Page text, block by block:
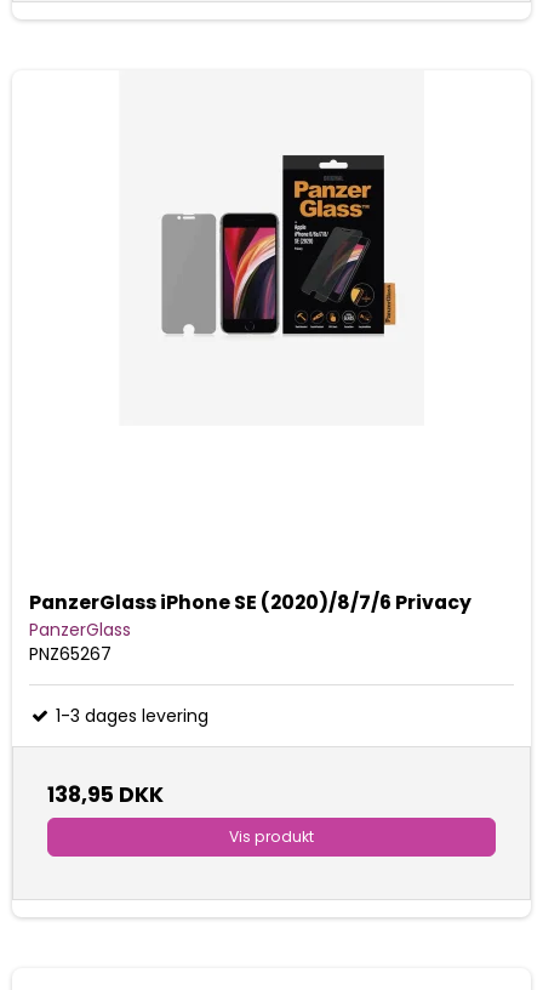
PanzerGlass iPhone SE (2020)/8/7/6 Privacy
PanzerGlass
PNZ65267
1-3 dages levering
138,95 DKK
Vis produkt